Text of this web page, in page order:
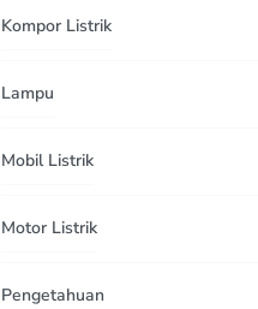
Kompor Listrik
Lampu
Mobil Listrik
Motor Listrik
Pengetahuan